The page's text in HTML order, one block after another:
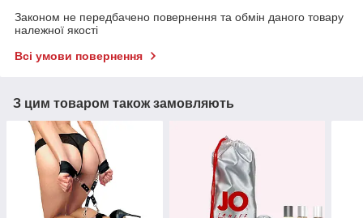
Законом не передбачено повернення та обмін даного товару
належної якості
Всі умови повернення
З цим товаром також замовляють